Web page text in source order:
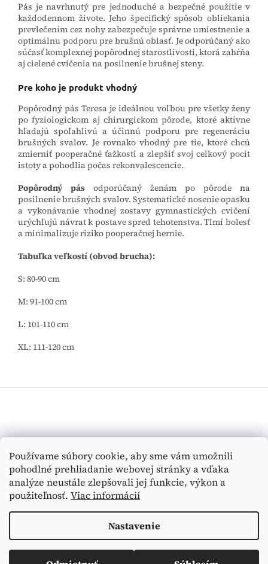
Používame súbory cookie, aby sme vám umožnili
pohodlné prehliadanie webovej stránky a vďaka
analýze neustále zlepšovali jej funkcie, výkon a
použiteľnosť. Viac informácií
Nastavenie
Pás je navrhnutý pre jednoduché a bezpečné použitie v
každodennom živote. Jeho špecifický spôsob obliekania
prevlečením cez nohy zabezpečuje správne umiestnenie a
optimálnu podporu pre brušnú oblasť. Je odporúčaný ako
súčasť komplexnej popôrodnej starostlivosti, ktorá zahŕňa
aj cielené cvičenia na posilnenie brušnej steny.
Pre koho je produkt vhodný
Popôrodný pás Teresa je ideálnou voľbou pre všetky ženy
po fyziologickom aj chirurgickom pôrode, ktoré aktívne
hľadajú spoľahlivú a účinnú podporu pre regeneráciu
brušných svalov. Je rovnako vhodný pre tie, ktoré chcú
zmierniť pooperačné ťažkosti a zlepšiť svoj celkový pocit
istoty a pohodlia počas rekonvalescencie.
Popôrodný pás odporúčaný ženám po pôrode na
posilnenie brušných svalov. Systematické nosenie opasku
a vykonávanie vhodnej zostavy gymnastických cvičení
urýchľujú návrat k postave spred tehotenstva. Tlmí bolesť
a minimalizuje riziko pooperačnej hernie.
Tabuľka veľkostí (obvod brucha):
S: 80-90 cm
M: 91-100 cm
L: 101-110 cm
XL: 111-120 cm
ä
HĽADAŤ
Vytvoril Shoptet